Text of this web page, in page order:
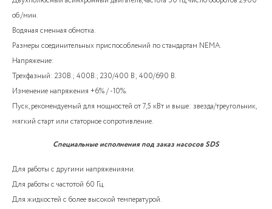
об./мин.
Водяная сменная обмотка.
Размеры соединительных приспособлений по стандартам NEMA.
Напряжение:
Трехфазный: 230В.; 400В.; 230/400 В; 400/690 В.
Изменение напряжения +6% / -10%.
Пуск, рекомендуемый для мощностей от 7,5 кВт и выше: звезда/треугольник,
мягкий старт или статорное сопротивление.
Специальные исполнения под заказ насосов SDS
Для работы с другими напряжениями.
Для работы с частотой 60 Гц.
Для жидкостей с более высокой температурой.